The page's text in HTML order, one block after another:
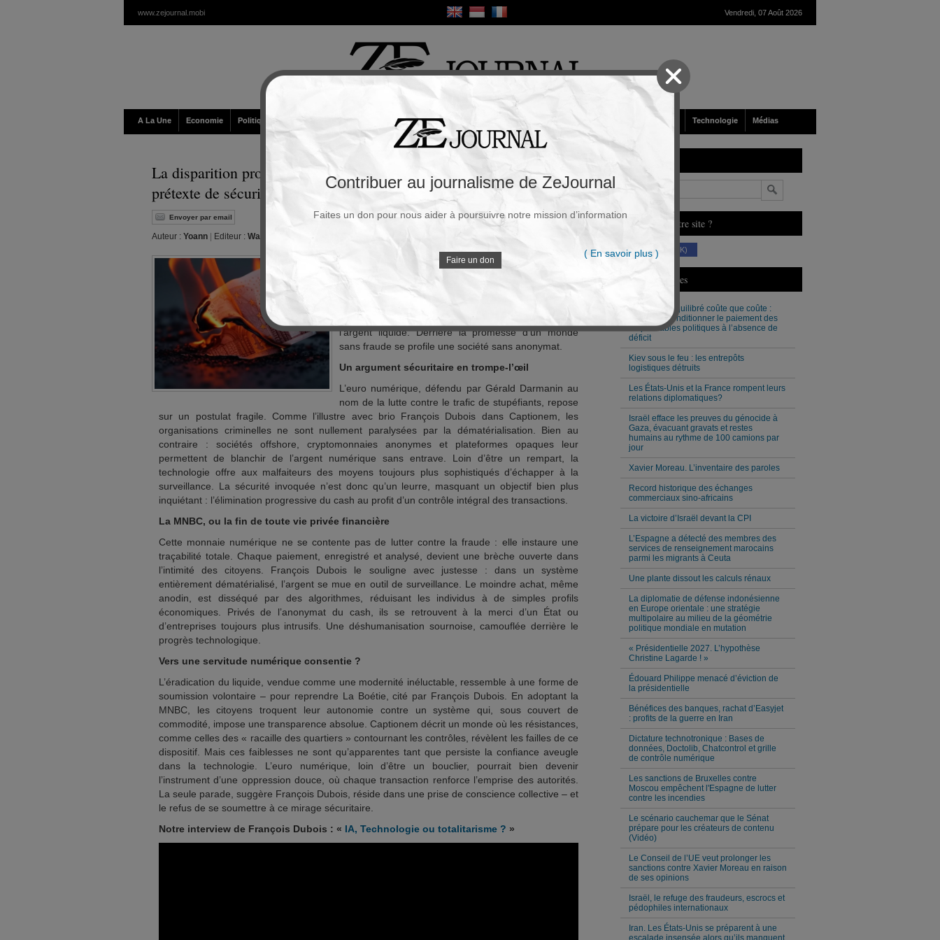
www.zejournal.mobi Vendredi, 07 Août 2026
A La Une Economie Politique / Géopolitique Religion Sport France / Europe Société Technologie Médias
La disparition programmée du cash : Un contrôle liberticide sous
prétexte de sécurité
Envoyer par email Souscrire à la newsletter
Auteur : Yoann Editeur : Walt
Présentée comme une arme contre la criminalité, la
monnaie numérique de banque centrale (MNBC)
promet davantage de sécurité. Mais derrière ce
l’anonymat et des libertés fondamentales qu’offre
l’argent liquide. Derrière la promesse d’un monde
sans fraude se profile une société sans anonymat.
Un argument sécuritaire en trompe-l’œil
L’euro numérique, défendu par Gérald Darmanin au
nom de la lutte contre le trafic de stupéfiants, repose
sur un postulat fragile. Comme l’illustre avec brio François Dubois dans Captionem, les
organisations criminelles ne sont nullement paralysées par la dématérialisation. Bien au
contraire : sociétés offshore, cryptomonnaies anonymes et plateformes opaques leur
permettent de blanchir de l’argent numérique sans entrave. Loin d’être un rempart, la
technologie offre aux malfaiteurs des moyens toujours plus sophistiqués d’échapper à la
surveillance. La sécurité invoquée n’est donc qu’un leurre, masquant un objectif bien plus
inquiétant : l’élimination progressive du cash au profit d’un contrôle intégral des transactions.
La MNBC, ou la fin de toute vie privée financière
Cette monnaie numérique ne se contente pas de lutter contre la fraude : elle instaure une
traçabilité totale. Chaque paiement, enregistré et analysé, devient une brèche ouverte dans
l’intimité des citoyens. François Dubois le souligne avec justesse : dans un système
entièrement dématérialisé, l’argent se mue en outil de surveillance. Le moindre achat, même
anodin, est disséqué par des algorithmes, réduisant les individus à de simples profils
économiques. Privés de l’anonymat du cash, ils se retrouvent à la merci d’un État ou
d’entreprises toujours plus intrusifs. Une déshumanisation sournoise, camouflée derrière le
progrès technologique.
Vers une servitude numérique consentie ?
L’éradication du liquide, vendue comme une modernité inéluctable, ressemble à une forme de
soumission volontaire – pour reprendre La Boétie, cité par François Dubois. En adoptant la
MNBC, les citoyens troquent leur autonomie contre un système qui, sous couvert de
commodité, impose une transparence absolue. Captionem décrit un monde où les résistances,
comme celles des « racaille des quartiers » contournant les contrôles, révèlent les failles de ce
dispositif. Mais ces faiblesses ne sont qu’apparentes tant que persiste la confiance aveugle
dans la technologie. L’euro numérique, loin d’être un bouclier, pourrait bien devenir
l’instrument d’une oppression douce, où chaque transaction renforce l’emprise des autorités.
La seule parade, suggère François Dubois, réside dans une prise de conscience collective – et
le refus de se soumettre à ce mirage sécuritaire.
Notre interview de François Dubois : « IA, Technologie ou totalitarisme ? »
Vous aimez notre site ?
(230 K)
Derniers Articles
Un budget équilibré coûte que coûte :
Milei veut conditionner le paiement des
responsables politiques à l’absence de
déficit
Kiev sous le feu : les entrepôts
logistiques détruits
Les États-Unis et la France rompent leurs
relations diplomatiques?
Israël efface les preuves du génocide à
Gaza, évacuant gravats et restes
humains au rythme de 100 camions par
jour
Xavier Moreau. L’inventaire des paroles
Record historique des échanges
commerciaux sino-africains
La victoire d’Israël devant la CPI
L’Espagne a détecté des membres des
services de renseignement marocains
parmi les migrants à Ceuta
Une plante dissout les calculs rénaux
La diplomatie de défense indonésienne
en Europe orientale : une stratégie
multipolaire au milieu de la géométrie
politique mondiale en mutation
« Présidentielle 2027. L’hypothèse
Christine Lagarde ! »
Édouard Philippe menacé d’éviction de
la présidentielle
Bénéfices des banques, rachat d’Easyjet
: profits de la guerre en Iran
Dictature technotronique : Bases de
données, Doctolib, Chatcontrol et grille
de contrôle numérique
Les sanctions de Bruxelles contre
Moscou empêchent l'Espagne de lutter
contre les incendies
Le scénario cauchemar que le Sénat
prépare pour les créateurs de contenu
(Vidéo)
Le Conseil de l’UE veut prolonger les
sanctions contre Xavier Moreau en raison
de ses opinions
Israël, le refuge des fraudeurs, escrocs et
pédophiles internationaux
Iran. Les États-Unis se préparent à une
escalade insensée alors qu’ils manquent
Contribuer au journalisme de ZeJournal
Faites un don pour nous aider à poursuivre notre mission d’information
Faire un don
( En savoir plus )